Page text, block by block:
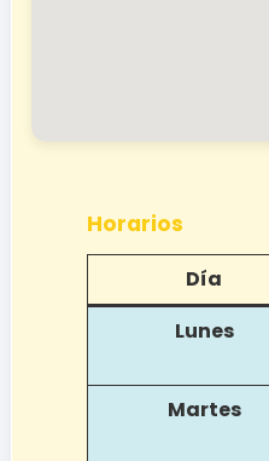
Horarios
Día
Lunes
Martes